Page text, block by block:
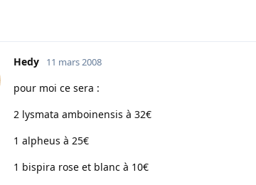
Hedy 11 mars 2008
pour moi ce sera :
2 lysmata amboinensis à 32€
1 alpheus à 25€
1 bispira rose et blanc à 10€